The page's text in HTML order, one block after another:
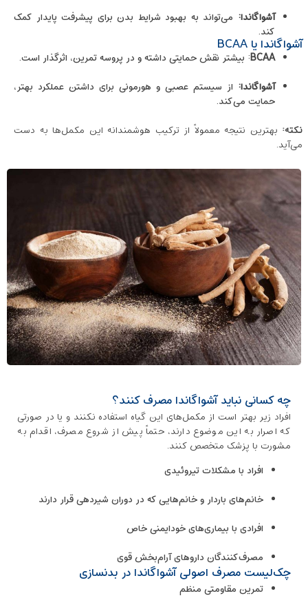
آشواگاندا: می‌تواند به بهبود شرایط بدن برای پیشرفت پایدار کمک
کند.
آشواگاندا یا BCAA
BCAA: بیشتر نقش حمایتی داشته و در پروسه تمرین، اثرگذار است.
آشواگاندا: از سیستم عصبی و هورمونی برای داشتن عملکرد بهتر،
حمایت می‌کند.
نکته: بهترین نتیجه معمولاً از ترکیب هوشمندانه این مکمل‌ها به دست
می‌آید.
چه کسانی نباید آشواگاندا مصرف کنند؟
افراد زیر بهتر است از مکمل‌های این گیاه استفاده نکنند و یا در صورتی
که اصرار به این موضوع دارند، حتماً پیش از شروع مصرف، اقدام به
مشورت با پزشک متخصص کنند.
افراد با مشکلات تیروئیدی
خانم‌های باردار و خانم‌هایی که در دوران شیردهی قرار دارند
افرادی با بیماری‌های خودایمنی خاص
مصرف‌کنندگان داروهای آرام‌بخش قوی
چک‌لیست مصرف اصولی آشواگاندا در بدنسازی
تمرین مقاومتی منظم